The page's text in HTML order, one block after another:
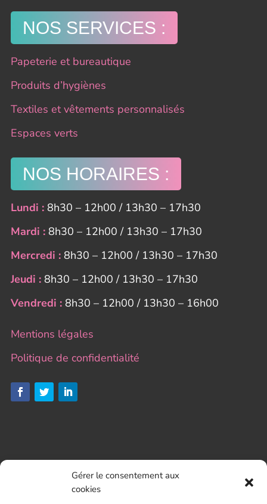
Gérer le consentement aux
cookies
NOS SERVICES :
Papeterie et bureautique
Produits d’hygiènes
Textiles et vêtements personnalisés
Espaces verts
NOS HORAIRES :
Lundi : 8h30 – 12h00 / 13h30 – 17h30
Mardi : 8h30 – 12h00 / 13h30 – 17h30
Mercredi : 8h30 – 12h00 / 13h30 – 17h30
Jeudi : 8h30 – 12h00 / 13h30 – 17h30
Vendredi : 8h30 – 12h00 / 13h30 – 16h00
Mentions légales
Politique de confidentialité